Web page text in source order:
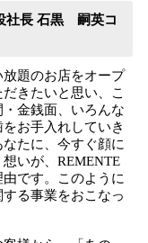
社長 石黒 嗣英コ
題のお店をオープ
きたいと思い、こ
金銭面、いろんな
お手入れしていき
たに、今すぐ顔に
いが、REMENTE
です。このように
る事業をおこなっ